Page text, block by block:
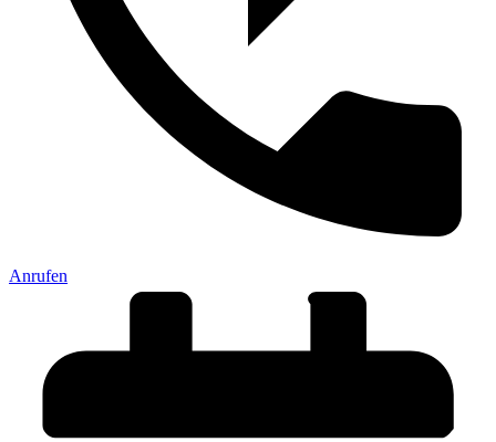
Anrufen